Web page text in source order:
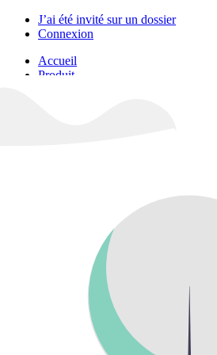
J’ai été invité sur un dossier
Connexion
Accueil
Produit